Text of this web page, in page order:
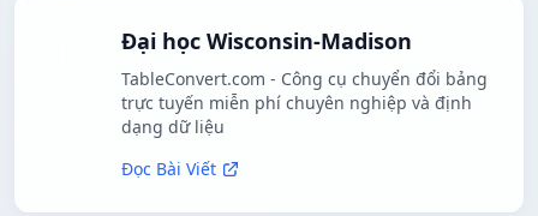
Đại học Wisconsin-Madison
TableConvert.com - Công cụ chuyển đổi bảng
trực tuyến miễn phí chuyên nghiệp và định
dạng dữ liệu
Đọc Bài Viết